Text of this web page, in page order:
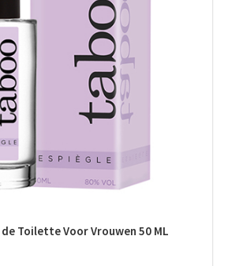
Toilette Voor Vrouwen 50 ML